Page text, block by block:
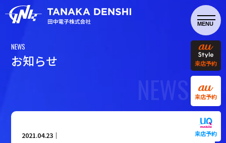
来店予約
来店予約
来店予約
NEWS
お知らせ
NEWS
2021.04.23｜